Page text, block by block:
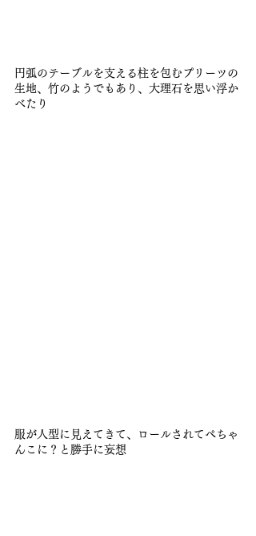
円弧のテーブルを支える柱を包むプリーツの
生地、竹のようでもあり、大理石を思い浮か
べたり
服が人型に見えてきて、ロールされてぺちゃ
んこに？と勝手に妄想